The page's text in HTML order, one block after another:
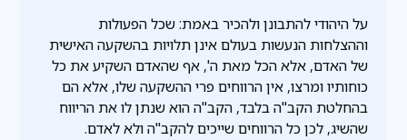
על היהודי להתבונן ולהכיר באמת: שכל הפעולות
וההצלחות הנעשות בעולם אינן תלויות בהשקעה האישית
של האדם, אלא הכל מאת ה', אף שהאדם השקיע את כל
כוחותיו ומרצו, אין הרווחים פרי ההשקעה שלו, אלא הם
בהחלטת הקב"ה בלבד, הקב"ה הוא שנתן לו את הריווח
שהשיג, לכן כל הרווחים שייכים להקב"ה ולא לאדם.